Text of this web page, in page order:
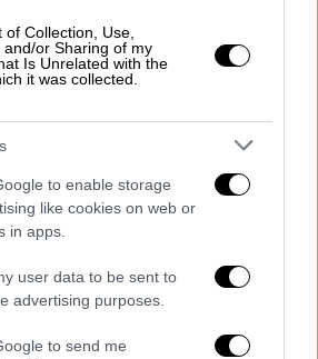
Collection, Use,
and/or Sharing of my
Is Unrelated with the
it was collected.
to enable storage
like cookies on web or
in apps.
user data to be sent to
advertising purposes.
to send me
ξεκινά το μενού των
event το πάρτι στα